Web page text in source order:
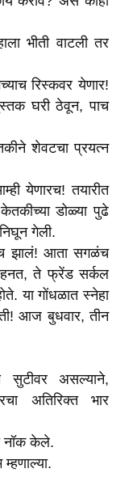
भीती वाटली तर
रिस्कवर येणार!
घरी ठेवून, पाच
शेवटचा प्रयत्न
येणारच! तयारीत
डोळ्या पुढे
गेली.
झालं! आता सगळंच
ते फ्रेंड सर्कल
या गोंधळात स्नेहा
आज बुधवार, तीन
सुटीवर असल्याने,
अतिरिक्त भार
नॉक केले.